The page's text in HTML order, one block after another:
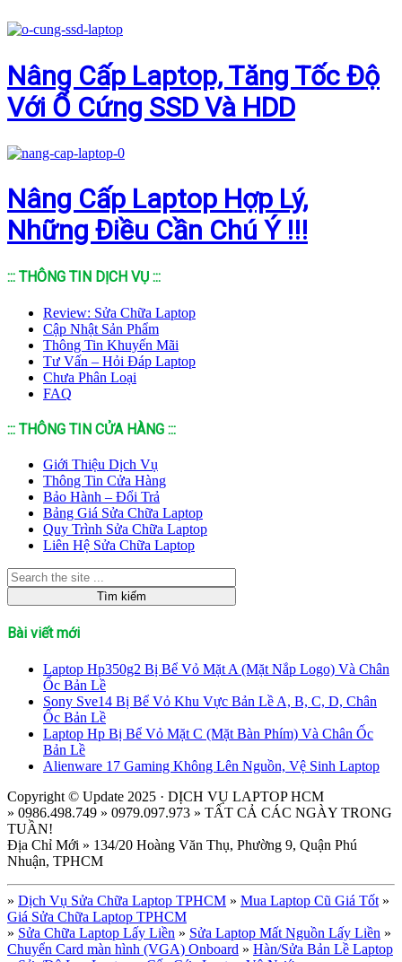
Nâng Cấp Laptop, Tăng Tốc Độ
Với Ổ Cứng SSD Và HDD
Nâng Cấp Laptop Hợp Lý,
Những Điều Cần Chú Ý !!!
::: THÔNG TIN DỊCH VỤ :::
Review: Sửa Chữa Laptop
Cập Nhật Sản Phẩm
Thông Tin Khuyến Mãi
Tư Vấn – Hỏi Đáp Laptop
Chưa Phân Loại
FAQ
::: THÔNG TIN CỬA HÀNG :::
Giới Thiệu Dịch Vụ
Thông Tin Cửa Hàng
Bảo Hành – Đổi Trả
Bảng Giá Sửa Chữa Laptop
Quy Trình Sửa Chữa Laptop
Liên Hệ Sửa Chữa Laptop
Bài viết mới
Laptop Hp350g2 Bị Bể Vỏ Mặt A (Mặt Nắp Logo) Và Chân
Ốc Bản Lề
Sony Sve14 Bị Bể Vỏ Khu Vực Bản Lề A, B, C, D, Chân
Ốc Bản Lề
Laptop Hp Bị Bể Vỏ Mặt C (Mặt Bàn Phím) Và Chân Ốc
Bản Lề
Alienware 17 Gaming Không Lên Nguồn, Vệ Sinh Laptop
Copyright © Update 2025 · DỊCH VỤ LAPTOP HCM
» 0986.498.749 » 0979.097.973 » TẤT CẢ CÁC NGÀY TRONG
TUẦN!
Địa Chỉ Mới » 134/20 Hoàng Văn Thụ, Phường 9, Quận Phú
Nhuận, TPHCM
» Dịch Vụ Sửa Chữa Laptop TPHCM » Mua Laptop Cũ Giá Tốt »
Giá Sửa Chữa Laptop TPHCM
» Sửa Chữa Laptop Lấy Liền » Sửa Laptop Mất Nguồn Lấy Liền »
Chuyển Card màn hình (VGA) Onboard » Hàn/Sửa Bản Lề Laptop